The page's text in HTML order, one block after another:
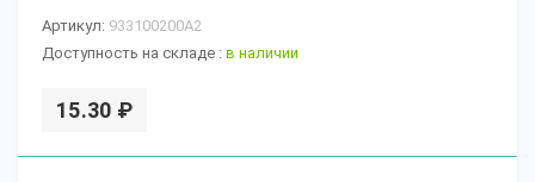
Артикул: 933100200А2
Доступность на складе : в наличии
15.30 ₽